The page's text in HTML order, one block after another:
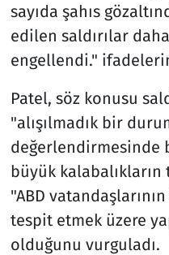
sayıda şahıs
edilen saldırılar
engellendi."
Patel, söz konusu
"alışılmadık bir
değerlendirmesinde
büyük
"ABD
tespit etmek üzere
olduğunu vurguladı.